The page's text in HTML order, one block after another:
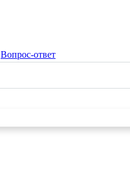
Вопрос-ответ